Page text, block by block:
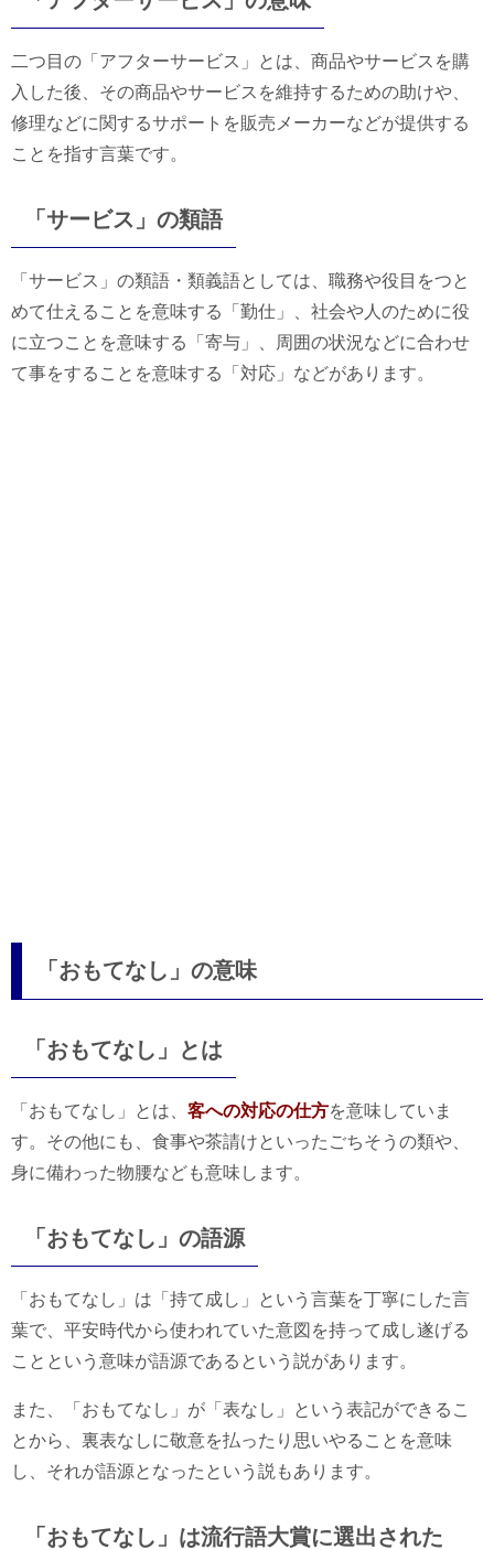
二つ目の「アフターサービス」とは、商品やサービスを購
入した後、その商品やサービスを維持するための助けや、
修理などに関するサポートを販売メーカーなどが提供する
ことを指す言葉です。
「サービス」の類語
「サービス」の類語・類義語としては、職務や役目をつと
めて仕えることを意味する「勤仕」、社会や人のために役
に立つことを意味する「寄与」、周囲の状況などに合わせ
て事をすることを意味する「対応」などがあります。
「おもてなし」の意味
「おもてなし」とは
「おもてなし」とは、 客への対応の仕方を意味していま
す。その他にも、食事や茶請けといったごちそうの類や、
身に備わった物腰なども意味します。
「おもてなし」の語源
「おもてなし」は「持て成し」という言葉を丁寧にした言
葉で、平安時代から使われていた意図を持って成し遂げる
ことという意味が語源であるという説があります。
また、「おもてなし」が「表なし」という表記ができるこ
とから、裏表なしに敬意を払ったり思いやることを意味
し、それが語源となったという説もあります。
「おもてなし」は流行語大賞に選出された